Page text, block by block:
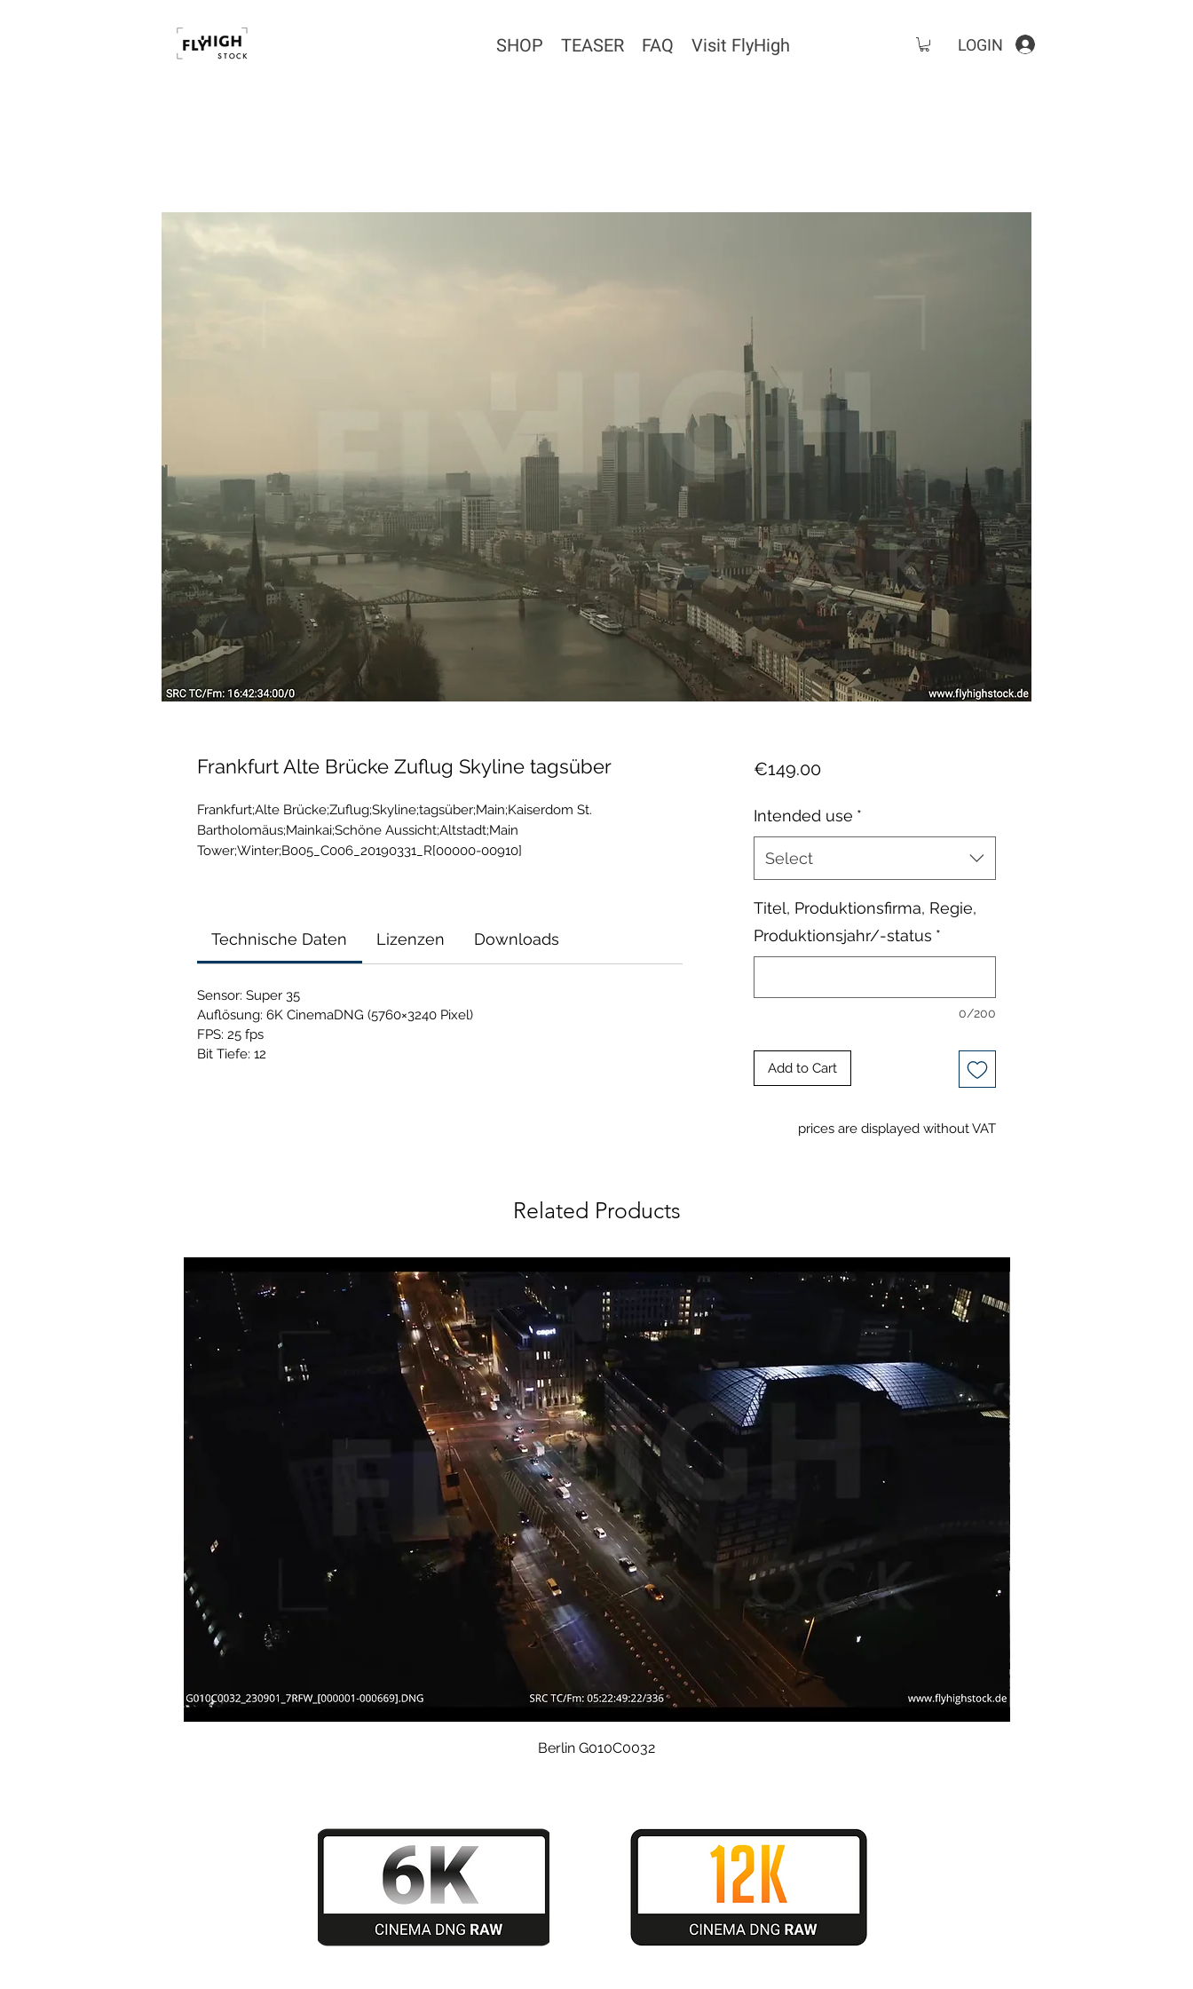
SHOP TEASER FAQ Visit FlyHigh LOGIN
Frankfurt Alte Brücke Zuflug Skyline tagsüber
Frankfurt;Alte Brücke;Zuflug;Skyline;tagsüber;Main;Kaiserdom St.
Bartholomäus;Mainkai;Schöne Aussicht;Altstadt;Main
Tower;Winter;B005_C006_20190331_R[00000-00910]
Technische Daten Lizenzen Downloads
Sensor: Super 35
Auflösung: 6K CinemaDNG (5760×3240 Pixel)
FPS: 25 fps
Bit Tiefe: 12
€149.00Price
Intended use *
Select
Titel, Produktionsfirma, Regie,
Produktionsjahr/-status *
0/200
Add to Cart
prices are displayed without VAT
Related Products
Quick View
Berlin G010C0032